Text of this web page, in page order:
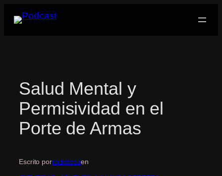
Salud Mental y
Permisividad en el
Porte de Armas
Escrito porradiotecaen